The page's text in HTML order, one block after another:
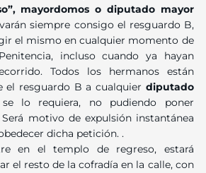
mayordomos o diputado mayor
siempre consigo el resguardo B,
el mismo en cualquier momento de
incluso cuando ya hayan
Todos los hermanos están
el resguardo B a cualquier diputado
lo requiera, no pudiendo poner
motivo de expulsión instantánea
dicha petición. .
en el templo de regreso, estará
el resto de la cofradía en la calle, con